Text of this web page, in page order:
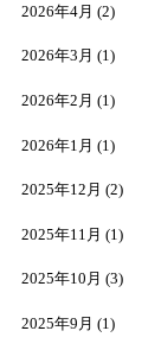
2026年4月 (2)
2026年3月 (1)
2026年2月 (1)
2026年1月 (1)
2025年12月 (2)
2025年11月 (1)
2025年10月 (3)
2025年9月 (1)